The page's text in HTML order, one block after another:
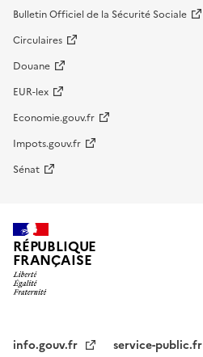
Bulletin Officiel de la Sécurité Sociale
Circulaires
Douane
EUR-lex
Economie.gouv.fr
Impots.gouv.fr
Sénat
RÉPUBLIQUE
FRANÇAISE
info.gouv.fr service-public.fr